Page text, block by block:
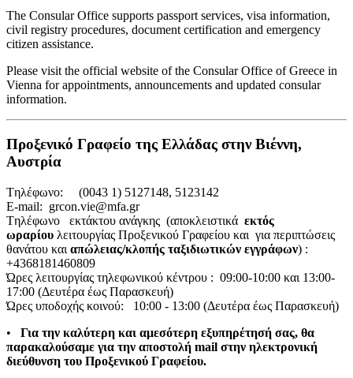
The Consular Office supports passport services, visa information,
civil registry procedures, document certification and emergency
citizen assistance.
Please visit the official website of the Consular Office of Greece in
Vienna for appointments, announcements and updated consular
information.
Προξενικό Γραφείο της Ελλάδας στην Βιέννη,
Αυστρία
Tηλέφωνο: (0043 1) 5127148, 5123142
E-mail: grcon.vie@mfa.gr
Tηλέφωνο εκτάκτου ανάγκης (αποκλειστικά εκτός
ωραρίου λειτουργίας Προξενικού Γραφείου και για περιπτώσεις
θανάτου και απώλειας/κλοπής ταξιδιωτικών εγγράφων) :
+4368181460809
Ώρες λειτουργίας τηλεφωνικού κέντρου : 09:00-10:00 και 13:00-
17:00 (Δευτέρα έως Παρασκευή)
Ώρες υποδοχής κοινού: 10:00 - 13:00 (Δευτέρα έως Παρασκευή)
• Για την καλύτερη και αμεσότερη εξυπηρέτησή σας, θα
παρακαλούσαμε για την αποστολή mail στην ηλεκτρονική
διεύθυνση του Προξενικού Γραφείου.